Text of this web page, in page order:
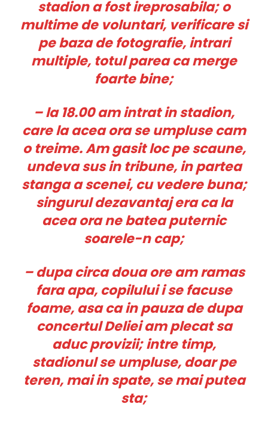
stadion a fost ireprosabila; o
multime de voluntari, verificare si
pe baza de fotografie, intrari
multiple, totul parea ca merge
foarte bine;
– la 18.00 am intrat in stadion,
care la acea ora se umpluse cam
o treime. Am gasit loc pe scaune,
undeva sus in tribune, in partea
stanga a scenei, cu vedere buna;
singurul dezavantaj era ca la
acea ora ne batea puternic
soarele-n cap;
– dupa circa doua ore am ramas
fara apa, copilului i se facuse
foame, asa ca in pauza de dupa
concertul Deliei am plecat sa
aduc provizii; intre timp,
stadionul se umpluse, doar pe
teren, mai in spate, se mai putea
sta;